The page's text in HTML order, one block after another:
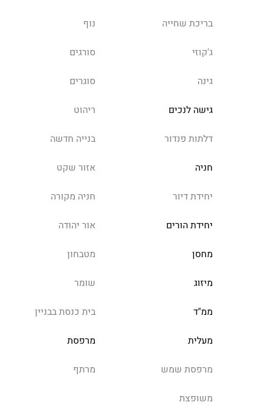
בריכת שחייה נוף
ג'קוזי סורגים
גינה סוגרים
גישה לנכים ריהוט
דלתות פנדור בנייה חדשה
חניה אזור שקט
יחידת דיור חניה מקורה
יחידת הורים אור יהודה
מחסן מטבחון
מיזוג שומר
ממ"ד בית כנסת בבניין
מעלית מרפסת
מרפסת שמש מרתף
משופצת